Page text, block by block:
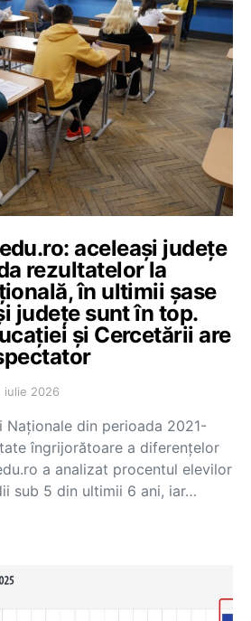
aceleași județe
rezultatelor la
în ultimii șase
județe sunt în top.
și Cercetării are
iulie 2026
Naționale din perioada 2021-
îngrijorătoare a diferențelor
a analizat procentul elevilor
sub 5 din ultimii 6 ani, iar…